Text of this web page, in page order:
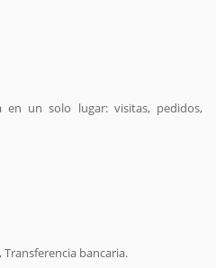
un solo lugar: visitas, pedidos,
bancaria.